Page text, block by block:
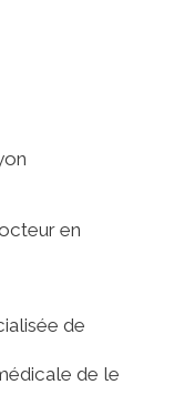
en
de
de le